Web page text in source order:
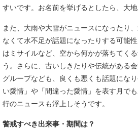
すいです。お名前を挙げるとしたら、大
また、大雨や大雪がニュースになったり
なくて水不足が話題になったりする可能
はミサイルなど、空から何かが落ちてく
う。さらに、古いしきたりや伝統がある
グループなども、良くも悪くも話題にな
い愛情」や「間違った愛情」を表す月で
行のニュースも浮上しそうです。
警戒すべき出来事・期間は？